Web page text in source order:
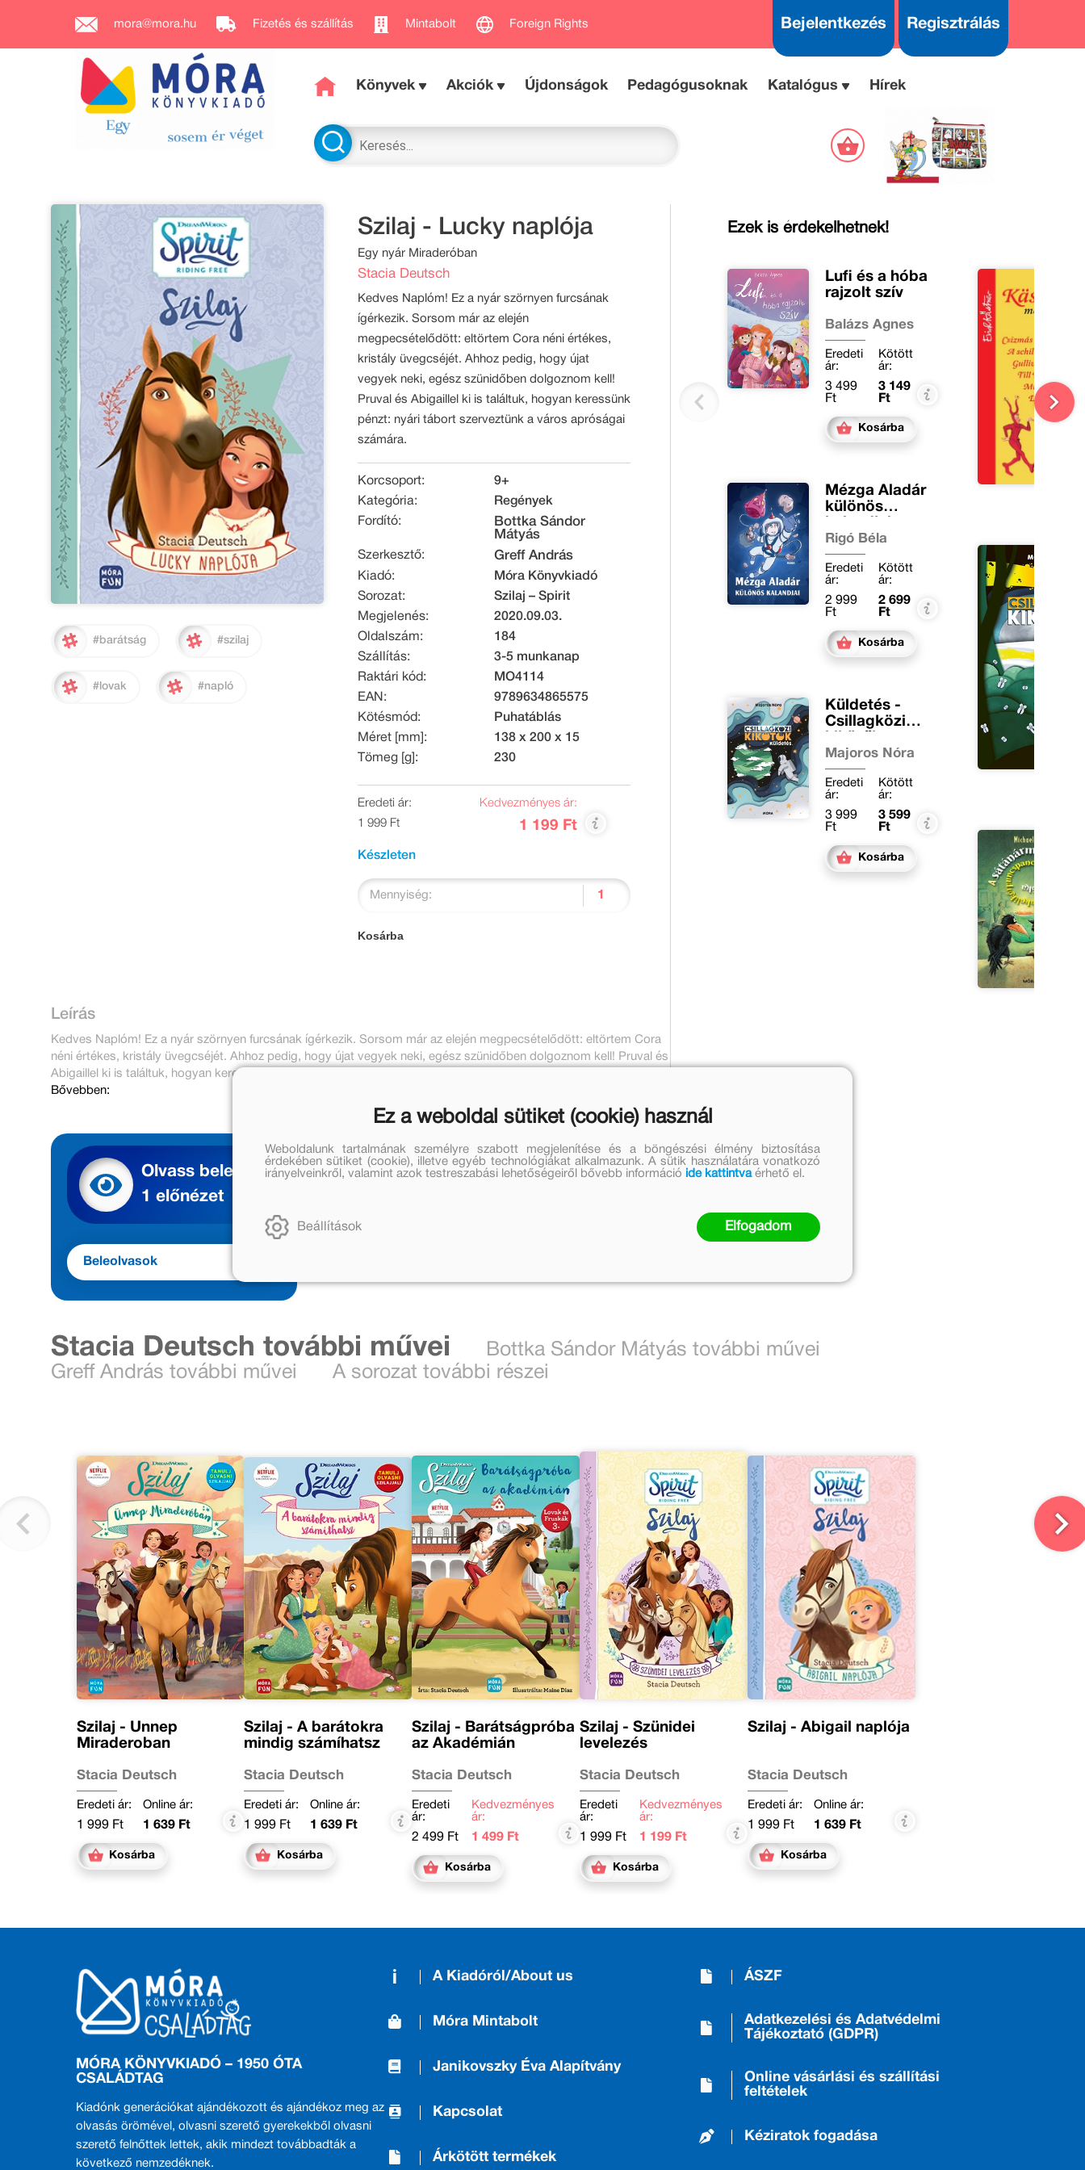
mora@mora.hu Fizetés és szállítás Mintabolt Foreign Rights Bejelentkezés Regisztrálás
Könyvek Akciók Újdonságok Pedagógusoknak Katalógus Hírek
#barátság #szilaj
#lovak #napló
Szilaj - Lucky naplója
Egy nyár Miraderóban
Stacia Deutsch
Kedves Naplóm! Ez a nyár szörnyen furcsának
ígérkezik. Sorsom már az elején
megpecsételődött: eltörtem Cora néni értékes,
kristály üvegcséjét. Ahhoz pedig, hogy újat
vegyek neki, egész szünidőben dolgoznom kell!
Pruval és Abigaillel ki is találtuk, hogyan keressünk
pénzt: nyári tábort szerveztünk a város apróságai
számára.
Korcsoport:
9+
Kategória:
Regények
Fordító:
Bottka Sándor
Mátyás
Szerkesztő: Greff András
Kiadó:
Móra Könyvkiadó
Sorozat:
Szilaj – Spirit
Megjelenés:
2020.09.03.
Oldalszám:
184
Szállítás:
3-5 munkanap
Raktári kód:
MO4114
EAN:
9789634865575
Kötésmód:
Puhatáblás
Méret [mm]:
138 x 200 x 15
Tömeg [g]:
230
Eredeti ár:
1 999 Ft
Kedvezményes ár:
1 199 Ft
Készleten
Mennyiség:
Kosárba
Leírás
Kedves Naplóm! Ez a nyár szörnyen furcsának ígérkezik. Sorsom már az elején megpecsételődött: eltörtem Cora
néni értékes, kristály üvegcséjét. Ahhoz pedig, hogy újat vegyek neki, egész szünidőben dolgoznom kell! Pruval és
Abigaillel ki is találtuk, hogyan keressünk pénzt: nyári tábort szerveztünk a város apróságai számára.
Bővebben:
Ezek is érdekelhetnek!
Lufi és a hóba
rajzolt szív
Balázs Ágnes
Eredeti
ár:
3 499
Ft
Kötött
ár:
3 149
Ft
Kosárba
Mézga Aladár
különös
Rigó Béla
Eredeti
ár:
2 999
Ft
Kötött
ár:
2 699
Ft
Kosárba
Küldetés -
Csillagközi
Majoros Nóra
Eredeti
ár:
3 999
Ft
Kötött
ár:
3 599
Ft
Kosárba
Olvass bele
1 előnézet
Beleolvasok
Stacia Deutsch további művei
Bottka Sándor Mátyás további művei
Greff András további művei
A sorozat további részei
Szilaj - Ünnep
Miraderoban
Stacia Deutsch
Eredeti ár:
1 999 Ft
Online ár:
1 639 Ft
Kosárba
Szilaj - A barátokra
mindig számíhatsz
Stacia Deutsch
Eredeti ár:
1 999 Ft
Online ár:
1 639 Ft
Kosárba
Szilaj - Barátságpróba
az Akadémián
Stacia Deutsch
Eredeti
ár:
2 499 Ft
Kedvezményes
ár:
1 499 Ft
Kosárba
Szilaj - Szünidei
levelezés
Stacia Deutsch
Eredeti
ár:
1 999 Ft
Kedvezményes
ár:
1 199 Ft
Kosárba
Szilaj - Abigail naplója
Stacia Deutsch
Eredeti ár:
1 999 Ft
Online ár:
1 639 Ft
Kosárba
MÓRA KÖNYVKIADÓ – 1950 ÓTA
CSALÁDTAG
Kiadónk generációkat ajándékozott és ajándékoz meg az
olvasás örömével, olvasni szerető gyerekekből olvasni
szerető felnőttek lettek, akik mindezt továbbadták a
következő nemzedéknek.
A Kiadóról/About us
Móra Mintabolt
Janikovszky Éva Alapítvány
Kapcsolat
Árkötött termékek
ÁSZF
Adatkezelési és Adatvédelmi
Tájékoztató (GDPR)
Online vásárlási és szállítási
feltételek
Kéziratok fogadása
Ez a weboldal sütiket (cookie) használ
Weboldalunk tartalmának személyre szabott megjelenítése és a böngészési élmény biztosítása
érdekében sütiket (cookie), illetve egyéb technológiákat alkalmazunk. A sütik használatára vonatkozó
irányelveinkről, valamint azok testreszabási lehetőségeiről bővebb információ ide kattintvaérhető el.
Beállítások Elfogadom